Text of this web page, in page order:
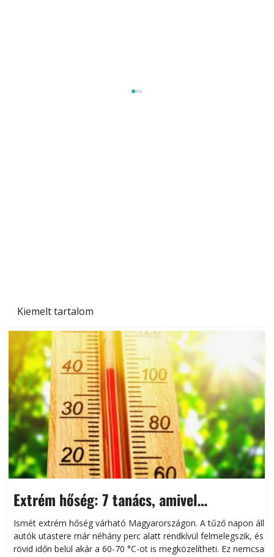
Kiemelt tartalom
Extrém hőség: 7 tanács, amivel
megóvhatjuk autónkat a nyári károktól
Ismét extrém hőség várható Magyarországon. A tűző napon álló
autók utastere már néhány perc alatt rendkívül felmelegszik, és
rövid időn belül akár a 60-70 °C-ot is megközelítheti. Ez nemcsak